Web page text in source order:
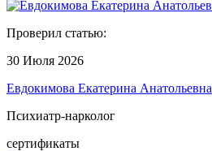
Проверил статью:
30 Июля 2026
Евдокимова Екатерина Анатольевна
Психиатр-нарколог
сертификаты